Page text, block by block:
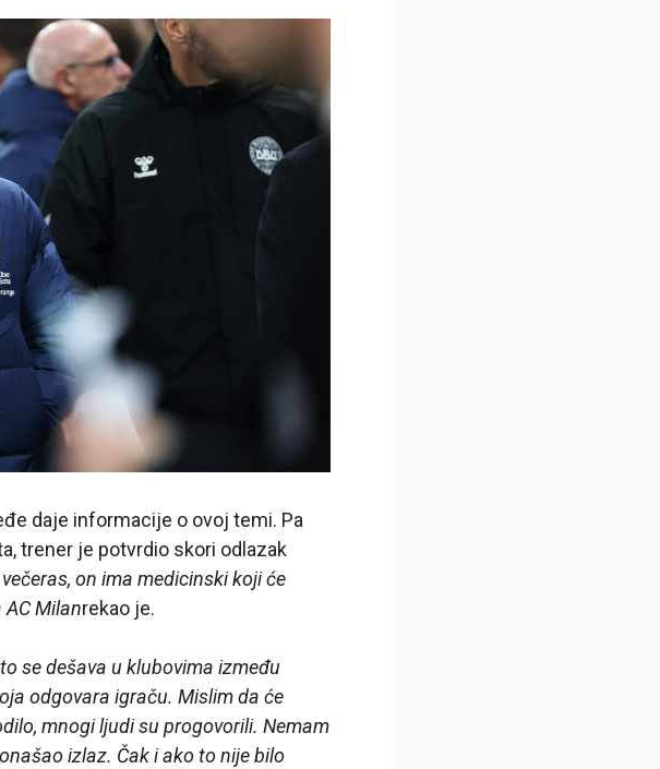
daje informacije o ovoj temi. Pa
trener je potvrdio skori odlazak
on ima medicinski koji će
Milanrekao je.
se dešava u klubovima između
odgovara igraču. Mislim da će
mnogi ljudi su progovorili. Nemam
izlaz. Čak i ako to nije bilo